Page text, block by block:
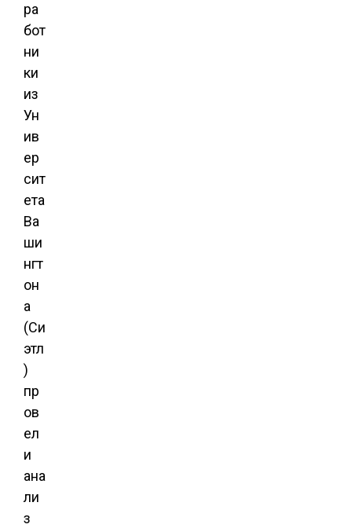
ра
бот
ни
ки
из
Ун
ив
ер
сит
ета
Ва
ши
нгт
он
а
(Си
этл
)
пр
ов
ел
и
ана
ли
з